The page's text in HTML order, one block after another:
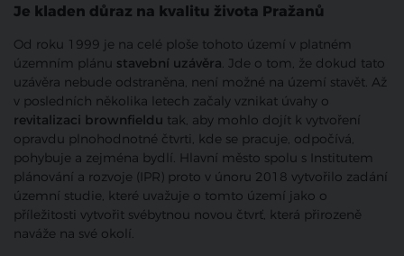
Je kladen důraz na kvalitu života Pražanů
Od roku 1999 je na celé ploše tohoto území v platném
územním plánu stavební uzávěra. Jde o tom, že dokud tato
uzávěra nebude odstraněna, není možné na území stavět. Až
v posledních několika letech začaly vznikat úvahy o
revitalizaci brownfieldu tak, aby mohlo dojít k vytvoření
opravdu plnohodnotné čtvrti, kde se pracuje, odpočívá,
pohybuje a zejména bydlí. Hlavní město spolu s Institutem
plánování a rozvoje (IPR) proto v únoru 2018 vytvořilo zadání
územní studie, které uvažuje o tomto území jako o
příležitosti vytvořit svébytnou novou čtvrť, která přirozeně
naváže na své okolí.